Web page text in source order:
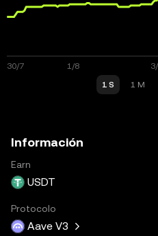
1 S 1 M
Información
Earn
USDT
Protocolo
Aave V3